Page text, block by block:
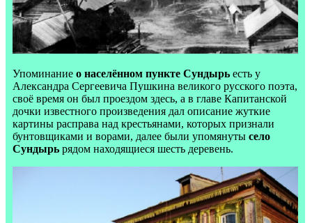
Упоминание о населённом пункте Сундырь есть у
Александра Сергеевича Пушкина великого русского поэта,
своё время он был проездом здесь, а в главе Капитанской
дочки известного произведения дал описание жуткие
картины расправа над крестьянами, которых признали
бунтовщиками и ворами, далее были упомянуты село
Сундырь рядом находящиеся шесть деревень.